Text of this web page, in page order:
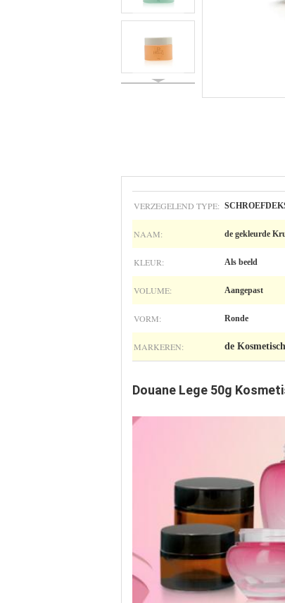
VERZEGELEND TYPE:
NAAM: de gekleurde
KLEUR: Als beeld
VOLUME: Aangepast
VORM: Ronde
MARKEREN: de
Douane Lege 50g